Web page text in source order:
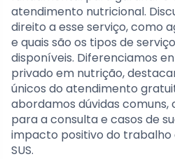
atendimento nutricional.
direito a esse serviço, como
e quais são os tipos de
disponíveis. Diferenciamos
privado em nutrição,
únicos do atendimento
abordamos dúvidas
para a consulta e casos de
impacto positivo do trabalho
SUS.